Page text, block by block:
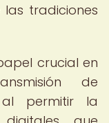
tradiciones
crucial en
de
al permitir la